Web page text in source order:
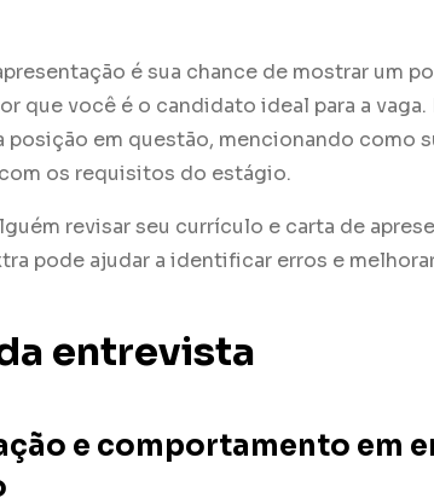
é sua chance de mostrar um
que você é o candidato ideal para a vaga.
posição em questão, mencionando como
os requisitos do estágio.
revisar seu currículo e carta de
pode ajudar a identificar erros e
entrevista
e comportamento em